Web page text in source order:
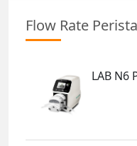
Flow Rate
LAB N6